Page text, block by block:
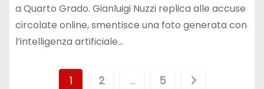
a Quarto Grado. Gianluigi Nuzzi replica alle accuse
circolate online, smentisce una foto generata con
l’intelligenza artificiale…
1 2 … 5